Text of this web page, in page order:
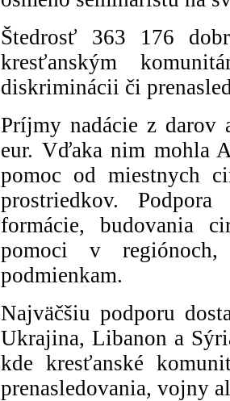
Štedrosť 363 176
kresťanským
diskriminácii či
Príjmy nadácie z darov
eur. Vďaka nim mohla
pomoc od miestnych
prostriedkov.
formácie, budovania
pomoci v
podmienkam.
Najväčšiu podporu
Ukrajina, Libanon a
kde kresťanské
prenasledovania, vojny